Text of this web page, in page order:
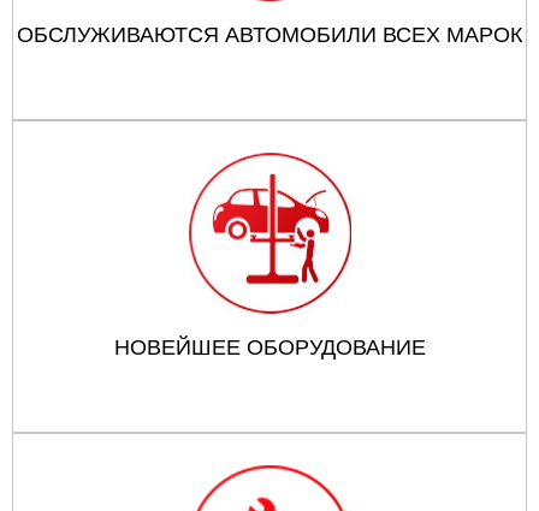
ОБСЛУЖИВАЮТСЯ АВТОМОБИЛИ ВСЕХ МАРОК
НОВЕЙШЕЕ ОБОРУДОВАНИЕ